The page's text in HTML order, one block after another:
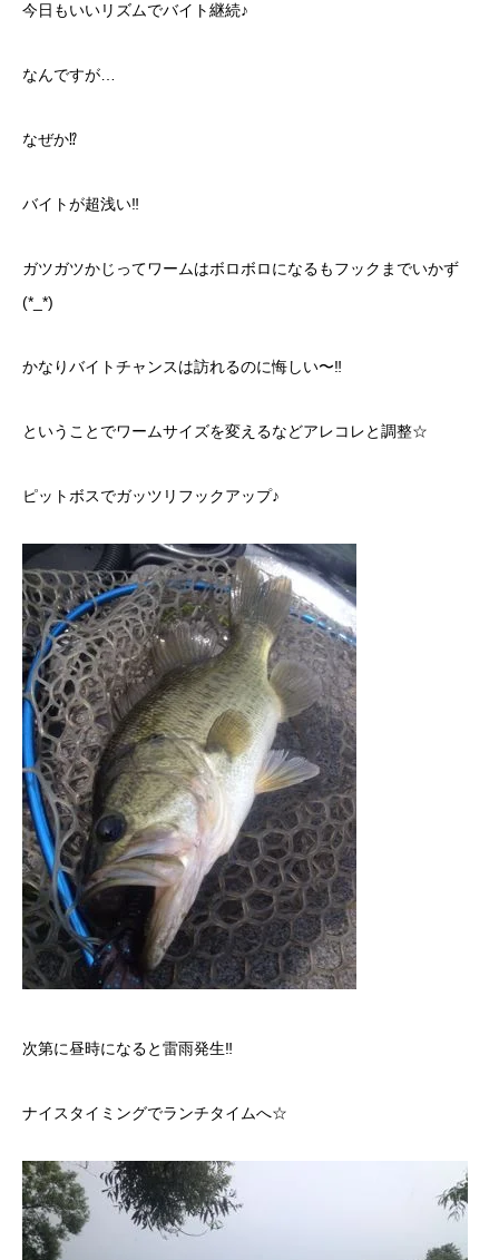
今日もいいリズムでバイト継続♪
なんですが…
なぜか⁉︎
バイトが超浅い‼︎
ガツガツかじってワームはボロボロになるもフックまでいかず
(*_*)
かなりバイトチャンスは訪れるのに悔しい〜‼︎
ということでワームサイズを変えるなどアレコレと調整☆
ピットボスでガッツリフックアップ♪
次第に昼時になると雷雨発生‼︎
ナイスタイミングでランチタイムへ☆